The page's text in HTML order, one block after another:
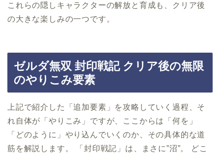
これらの隠しキャラクターの解放と育成も、クリア後
の大きな楽しみの一つです。
ゼルダ無双 封印戦記 クリア後の無限
のやりこみ要素
上記で紹介した「追加要素」を攻略していく過程、そ
れ自体が「やりこみ」ですが、ここからは「何を」
「どのように」やり込んでいくのか、その具体的な道
筋を解説します。 「封印戦記」は、まさに”沼”。 どこ